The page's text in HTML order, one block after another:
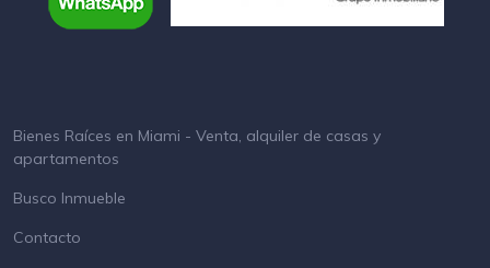
Bienes Raíces en Miami - Venta, alquiler de casas y
apartamentos
Busco Inmueble
Contacto